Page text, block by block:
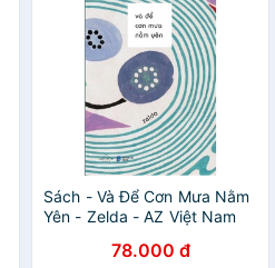
Sách - Và Để Cơn Mưa Nằm
Yên - Zelda - AZ Việt Nam
78.000 đ